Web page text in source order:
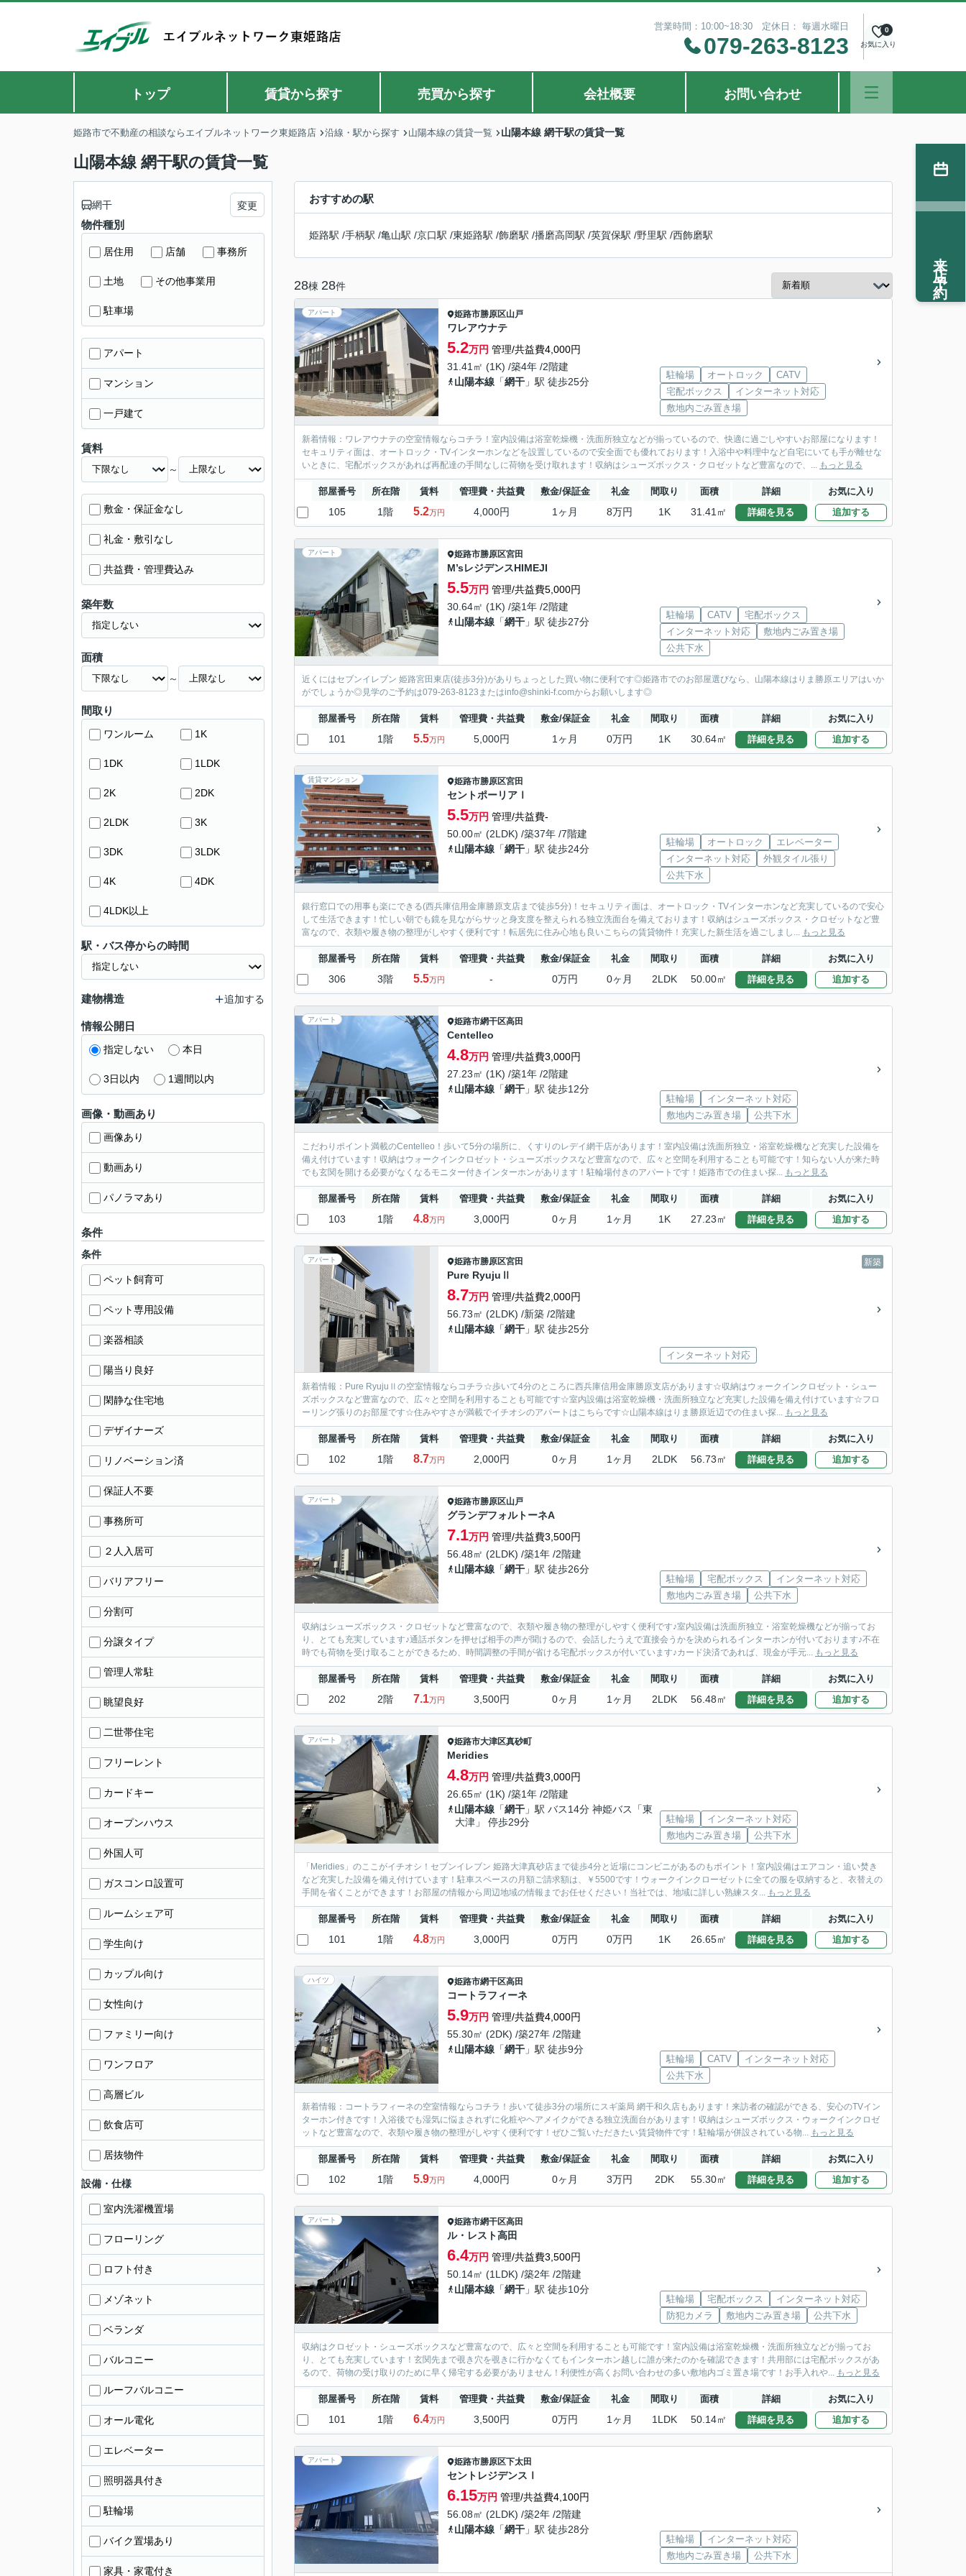
営業時間：10:00~18:30 定休日： 毎週水曜日
079-263-8123 お気に入り
0
トップ 賃貸から探す 売買から探す 会社概要 お問い合わせ
姫路市で不動産の相談ならエイブルネットワーク東姫路店 沿線・駅から探す 山陽本線の賃貸一覧 山陽本線 網干駅の賃貸一覧
山陽本線 網干駅の賃貸一覧
おすすめの駅
姫路駅 /手柄駅 /亀山駅 /京口駅 /東姫路駅 /飾磨駅 /播磨高岡駅 /英賀保駅 /野里駅 /西飾磨駅
28棟 28件
アパート 姫路市勝原区山戸
ワレアウナテ
5.2万円 管理/共益費4,000円
31.41㎡ (1K) /築4年 /2階建
山陽本線 「網干 」駅 徒歩25分
駐輪場 オートロック
CATV
宅配ボックス
インターネット対応
敷地内ごみ置き場
新着情報：ワレアウナテの空室情報ならコチラ！室内設備は浴室乾燥機・洗面所独立などが揃っているので、快適に過ごしやすいお部屋になります！
セキュリティ面は、オートロック・TVインターホンなどを設置しているので安全面でも優れております！入浴中や料理中など自宅にいても手が離せな
いときに、宅配ボックスがあれば再配達の手間なしに荷物を受け取れます！収納はシューズボックス・クロゼットなど豊富なので、... もっと見る
部屋番号 所在階 賃料 管理費・共益費 敷金/保証金 礼金 間取り 面積 詳細 お気に入り
105 1階 5.2万円 4,000円 1ヶ月 8万円 1K 31.41㎡ 詳細を見る 追加する
アパート 姫路市勝原区宮田
M’sレジデンスHIMEJI
5.5万円 管理/共益費5,000円
30.64㎡ (1K) /築1年 /2階建
山陽本線 「網干 」駅 徒歩27分
駐輪場 CATV
宅配ボックス
インターネット対応
敷地内ごみ置き場
公共下水
近くにはセブンイレブン 姫路宮田東店(徒歩3分)がありちょっとした買い物に便利です◎姫路市でのお部屋選びなら、山陽本線はりま勝原エリアはいか
がでしょうか◎見学のご予約は079-263-8123またはinfo@shinki-f.comからお願いします◎
部屋番号 所在階 賃料 管理費・共益費 敷金/保証金 礼金 間取り 面積 詳細 お気に入り
101 1階 5.5万円 5,000円 1ヶ月 0万円 1K 30.64㎡ 詳細を見る 追加する
賃貸マンション 姫路市勝原区宮田
セントポーリアⅠ
5.5万円 管理/共益費-
50.00㎡ (2LDK) /築37年 /7階建
山陽本線 「網干 」駅 徒歩24分
駐輪場 オートロック
エレベーター
インターネット対応
外観タイル張り
公共下水
銀行窓口での用事も楽にできる(西兵庫信用金庫勝原支店まで徒歩5分)！セキュリティ面は、オートロック・TVインターホンなど充実しているので安心
して生活できます！忙しい朝でも鏡を見ながらサッと身支度を整えられる独立洗面台を備えております！収納はシューズボックス・クロゼットなど豊
富なので、衣類や履き物の整理がしやすく便利です！転居先に住み心地も良いこちらの賃貸物件！充実した新生活を過ごしまし... もっと見る
部屋番号 所在階 賃料 管理費・共益費 敷金/保証金 礼金 間取り 面積 詳細 お気に入り
306 3階 5.5万円 - 0万円 0ヶ月 2LDK 50.00㎡ 詳細を見る 追加する
アパート 姫路市網干区高田
Centelleo
4.8万円 管理/共益費3,000円
27.23㎡ (1K) /築1年 /2階建
山陽本線 「網干 」駅 徒歩12分
駐輪場
インターネット対応
敷地内ごみ置き場
公共下水
こだわりポイント満載のCentelleo！歩いて5分の場所に、くすりのレデイ網干店があります！室内設備は洗面所独立・浴室乾燥機など充実した設備を
備え付けています！収納はウォークインクロゼット・シューズボックスなど豊富なので、広々と空間を利用することも可能です！知らない人が来た時
でも玄関を開ける必要がなくなるモニター付きインターホンがあります！駐輪場付きのアパートです！姫路市での住まい探... もっと見る
部屋番号 所在階 賃料 管理費・共益費 敷金/保証金 礼金 間取り 面積 詳細 お気に入り
103 1階 4.8万円 3,000円 0ヶ月 1ヶ月 1K 27.23㎡ 詳細を見る 追加する
アパート 新築
姫路市勝原区宮田
Pure RyujuⅡ
8.7万円 管理/共益費2,000円
56.73㎡ (2LDK) /新築 /2階建
山陽本線 「網干 」駅 徒歩25分
インターネット対応
新着情報：Pure RyujuⅡの空室情報ならコチラ☆歩いて4分のところに西兵庫信用金庫勝原支店があります☆収納はウォークインクロゼット・シュー
ズボックスなど豊富なので、広々と空間を利用することも可能です☆室内設備は浴室乾燥機・洗面所独立など充実した設備を備え付けています☆フロ
ーリング張りのお部屋です☆住みやすさが満載でイチオシのアパートはこちらです☆山陽本線はりま勝原近辺での住まい探... もっと見る
部屋番号 所在階 賃料 管理費・共益費 敷金/保証金 礼金 間取り 面積 詳細 お気に入り
102 1階 8.7万円 2,000円 0ヶ月 1ヶ月 2LDK 56.73㎡ 詳細を見る 追加する
アパート 姫路市勝原区山戸
グランデフォルトーネA
7.1万円 管理/共益費3,500円
56.48㎡ (2LDK) /築1年 /2階建
山陽本線 「網干 」駅 徒歩26分
駐輪場 宅配ボックス
インターネット対応
敷地内ごみ置き場
公共下水
収納はシューズボックス・クロゼットなど豊富なので、衣類や履き物の整理がしやすく便利です♪室内設備は洗面所独立・浴室乾燥機などが揃ってお
り、とても充実しています♪通話ボタンを押せば相手の声が聞けるので、会話したうえで直接会うかを決められるインターホンが付いております♪不在
時でも荷物を受け取ることができるため、時間調整の手間が省ける宅配ボックスが付いています♪カード決済であれば、現金が手元... もっと見る
部屋番号 所在階 賃料 管理費・共益費 敷金/保証金 礼金 間取り 面積 詳細 お気に入り
202 2階 7.1万円 3,500円 0ヶ月 1ヶ月 2LDK 56.48㎡ 詳細を見る 追加する
アパート 姫路市大津区真砂町
Meridies
4.8万円 管理/共益費3,000円
26.65㎡ (1K) /築1年 /2階建
山陽本線 「網干 」駅 バス14分 神姫バス「東
大津」 停歩29分
駐輪場
インターネット対応
敷地内ごみ置き場
公共下水
「Meridies」のここがイチオシ！セブンイレブン 姫路大津真砂店まで徒歩4分と近場にコンビニがあるのもポイント！室内設備はエアコン・追い焚き
など充実した設備を備え付けています！駐車スペースの月額ご請求額は、￥5500です！ウォークインクローゼットに全ての服を収納すると、衣替えの
手間を省くことができます！お部屋の情報から周辺地域の情報までお任せください！当社では、地域に詳しい熟練スタ... もっと見る
部屋番号 所在階 賃料 管理費・共益費 敷金/保証金 礼金 間取り 面積 詳細 お気に入り
101 1階 4.8万円 3,000円 0万円 0万円 1K 26.65㎡ 詳細を見る 追加する
ハイツ 姫路市網干区高田
コートラフィーネ
5.9万円 管理/共益費4,000円
55.30㎡ (2DK) /築27年 /2階建
山陽本線 「網干 」駅 徒歩9分
駐輪場 CATV
インターネット対応
公共下水
新着情報：コートラフィーネの空室情報ならコチラ！歩いて徒歩3分の場所にスギ薬局 網干和久店もあります！来訪者の確認ができる、安心のTVイン
ターホン付きです！入浴後でも湿気に悩まされずに化粧やヘアメイクができる独立洗面台があります！収納はシューズボックス・ウォークインクロゼ
ットなど豊富なので、衣類や履き物の整理がしやすく便利です！ぜひご覧いただきたい賃貸物件です！駐輪場が併設されている物... もっと見る
部屋番号 所在階 賃料 管理費・共益費 敷金/保証金 礼金 間取り 面積 詳細 お気に入り
102 1階 5.9万円 4,000円 0ヶ月 3万円 2DK 55.30㎡ 詳細を見る 追加する
アパート 姫路市網干区高田
ル・レスト高田
6.4万円 管理/共益費3,500円
50.14㎡ (1LDK) /築2年 /2階建
山陽本線 「網干 」駅 徒歩10分
駐輪場 宅配ボックス
インターネット対応
防犯カメラ
敷地内ごみ置き場 公共下水
収納はクロゼット・シューズボックスなど豊富なので、広々と空間を利用することも可能です！室内設備は浴室乾燥機・洗面所独立などが揃ってお
り、とても充実しています！玄関先まで覗き穴を覗きに行かなくてもインターホン越しに誰が来たのかを確認できます！共用部には宅配ボックスがあ
るので、荷物の受け取りのために早く帰宅する必要がありません！利便性が高くお問い合わせの多い敷地内ゴミ置き場です！お手入れや... もっと見る
部屋番号 所在階 賃料 管理費・共益費 敷金/保証金 礼金 間取り 面積 詳細 お気に入り
101 1階 6.4万円 3,500円 0万円 1ヶ月 1LDK 50.14㎡ 詳細を見る 追加する
アパート 姫路市勝原区下太田
セントレジデンスⅠ
6.15万円 管理/共益費4,100円
56.08㎡ (2LDK) /築2年 /2階建
山陽本線 「網干 」駅 徒歩28分
駐輪場
インターネット対応
敷地内ごみ置き場
公共下水
網干 変更
物件種別
居住用 店舗 事務所
土地 その他事業用
駐車場
アパート
マンション
一戸建て
賃料
～
敷金・保証金なし
礼金・敷引なし
共益費・管理費込み
築年数
面積
～
間取り
ワンルーム 1K
1DK 1LDK
2K 2DK
2LDK 3K
3DK 3LDK
4K 4DK
4LDK以上
駅・バス停からの時間
建物構造 追加する
情報公開日
指定しない 本日
3日以内 1週間以内
画像・動画あり
画像あり
動画あり
パノラマあり
条件
条件
ペット飼育可
ペット専用設備
楽器相談
陽当り良好
閑静な住宅地
デザイナーズ
リノベーション済
保証人不要
事務所可
２人入居可
バリアフリー
分割可
分譲タイプ
管理人常駐
眺望良好
二世帯住宅
フリーレント
カードキー
オープンハウス
外国人可
ガスコンロ設置可
ルームシェア可
学生向け
カップル向け
女性向け
ファミリー向け
ワンフロア
高層ビル
飲食店可
居抜物件
設備・仕様
室内洗濯機置場
フローリング
ロフト付き
メゾネット
ベランダ
バルコニー
ルーフバルコニー
オール電化
エレベーター
照明器具付き
駐輪場
バイク置場あり
家具・家電付き
来店予約